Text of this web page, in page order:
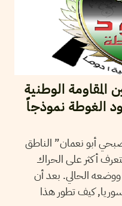
المقاومة الوطنية
الغوطة نموذجاً
أبو نعمان” الناطق
أكثر على الحراك
ووضعه الحالي. بعد أن
كيف تطور هذا